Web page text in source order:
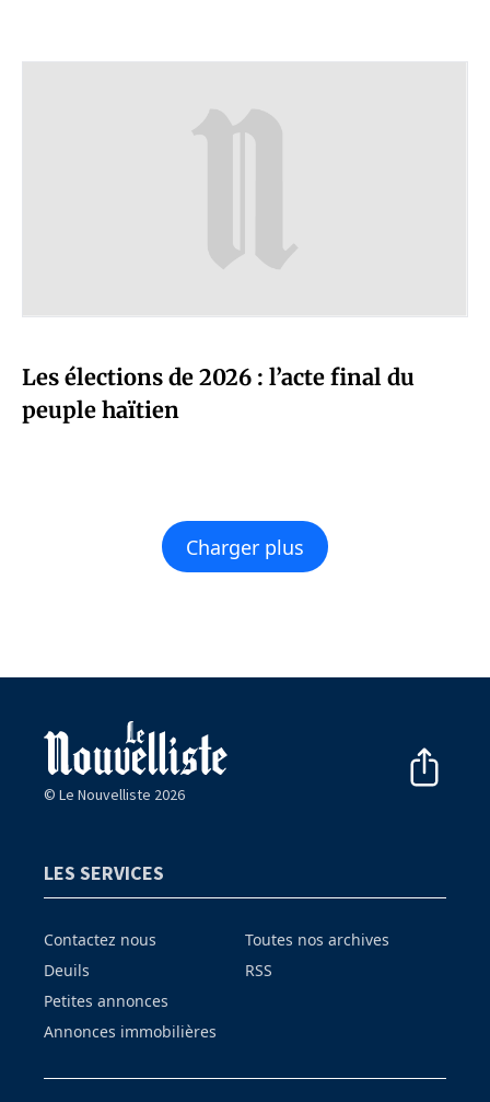
Les élections de 2026 : l’acte final du
peuple haïtien
Charger plus
© Le Nouvelliste 2026
LES SERVICES
Contactez nous
Deuils
Petites annonces
Annonces immobilières
Toutes nos archives
RSS